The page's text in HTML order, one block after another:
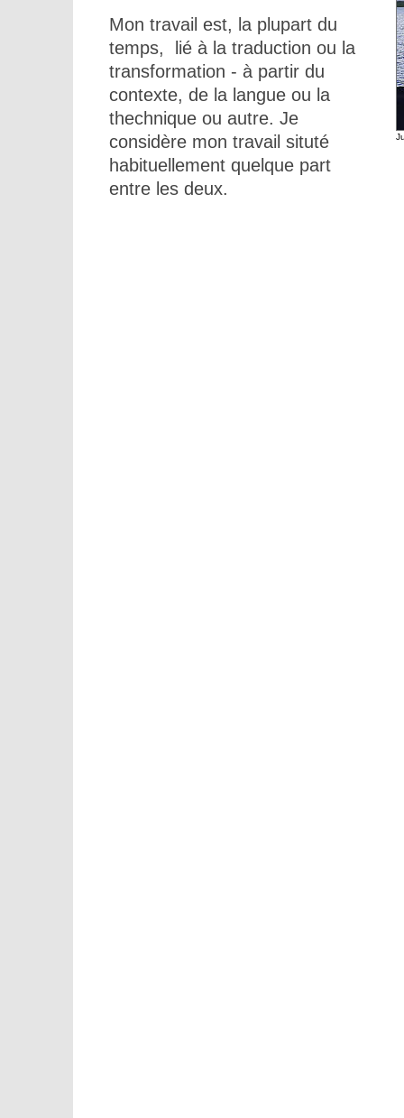
Mon travail est, la plupart du
temps, lié à la traduction ou la
transformation - à partir du
contexte, de la langue ou la
thechnique ou autre. Je
considère mon travail situté
habituellement quelque part
entre les deux.